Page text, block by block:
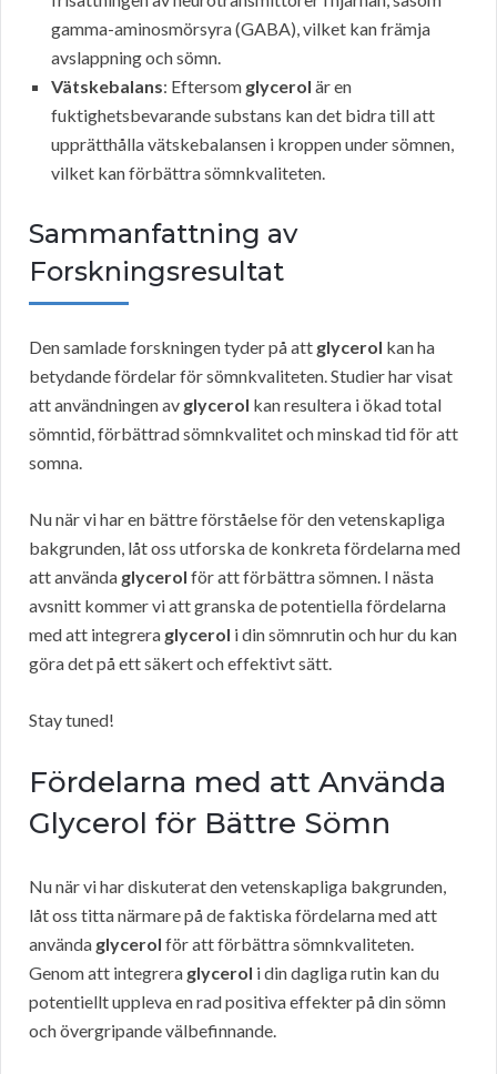
gamma-aminosmörsyra (GABA), vilket kan främja
avslappning och sömn.
Vätskebalans: Eftersom glycerol är en
fuktighetsbevarande substans kan det bidra till att
upprätthålla vätskebalansen i kroppen under sömnen,
vilket kan förbättra sömnkvaliteten.
Sammanfattning av
Forskningsresultat
Den samlade forskningen tyder på att glycerol kan ha
betydande fördelar för sömnkvaliteten. Studier har visat
att användningen av glycerol kan resultera i ökad total
sömntid, förbättrad sömnkvalitet och minskad tid för att
somna.
Nu när vi har en bättre förståelse för den vetenskapliga
bakgrunden, låt oss utforska de konkreta fördelarna med
att använda glycerol för att förbättra sömnen. I nästa
avsnitt kommer vi att granska de potentiella fördelarna
med att integrera glycerol i din sömnrutin och hur du kan
göra det på ett säkert och effektivt sätt.
Stay tuned!
Fördelarna med att Använda
Glycerol för Bättre Sömn
Nu när vi har diskuterat den vetenskapliga bakgrunden,
låt oss titta närmare på de faktiska fördelarna med att
använda glycerol för att förbättra sömnkvaliteten.
Genom att integrera glycerol i din dagliga rutin kan du
potentiellt uppleva en rad positiva effekter på din sömn
och övergripande välbefinnande.